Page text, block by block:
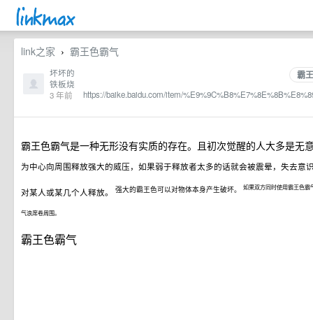
link之家 › 霸王色霸气
霸王
https://baike.baidu.com/item/
坏坏的
铁板烧
3 年前
霸王色霸气是一种无形没有实质的存在。且初次觉醒的人大多是无
为中心向周围释放强大的威压，如果弱于释放者太多的话就会被震晕，失去意
对某人或某几个人释放。 强大的霸王色可以对物体本身产生破坏。 如果双方同时使用霸王色霸
气浪席卷周围。
霸王色霸气